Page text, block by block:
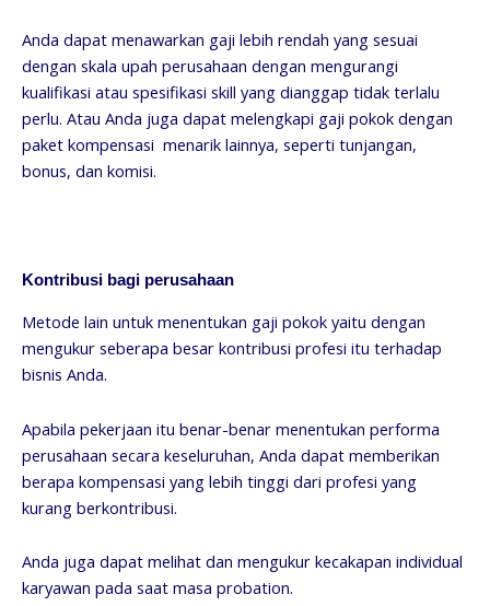
Anda dapat menawarkan gaji lebih rendah yang sesuai
dengan skala upah perusahaan dengan mengurangi
kualifikasi atau spesifikasi skill yang dianggap tidak terlalu
perlu. Atau Anda juga dapat melengkapi gaji pokok dengan
paket kompensasi menarik lainnya, seperti tunjangan,
bonus, dan komisi.
Kontribusi bagi perusahaan
Metode lain untuk menentukan gaji pokok yaitu dengan
mengukur seberapa besar kontribusi profesi itu terhadap
bisnis Anda.
Apabila pekerjaan itu benar-benar menentukan performa
perusahaan secara keseluruhan, Anda dapat memberikan
berapa kompensasi yang lebih tinggi dari profesi yang
kurang berkontribusi.
Anda juga dapat melihat dan mengukur kecakapan individual
karyawan pada saat masa probation.